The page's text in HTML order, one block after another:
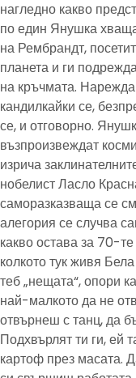
нагледно какво
по един Янушка
на Рембрандт,
планета и ги
на кръчмата.
кандилкайки се,
се, и отговорно.
възпроизвеждат
изрича
нобелист Ласло
саморазказваща се
алегория се случва
какво остава за 70-
колкото тук живя
теб „нещата“, опори
най-малкото да не
отвърнеш с танц, да
Подхвърлят ти ги, ей
картоф през масата.